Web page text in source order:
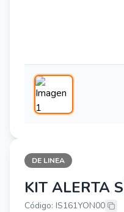
DE LINEA
YONUSA KIT
KIT ALERTA
Código: IS161YON00